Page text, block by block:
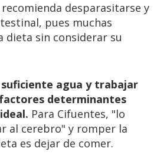
desparasitarse y
pues muchas
dieta sin considerar su
agua y trabajar
determinantes
Para Cifuentes, "lo
al cerebro" y romper la
es dejar de comer.